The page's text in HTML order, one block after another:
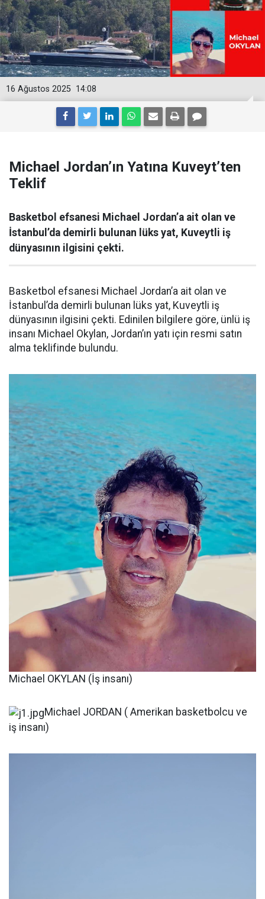
14:08
16 Ağustos 2025
Michael Jordan’ın Yatına Kuveyt’ten
Teklif
Basketbol efsanesi Michael Jordan’a ait olan ve
İstanbul’da demirli bulunan lüks yat, Kuveytli iş
dünyasının ilgisini çekti.
Basketbol efsanesi Michael Jordan’a ait olan ve
İstanbul’da demirli bulunan lüks yat, Kuveytli iş
dünyasının ilgisini çekti. Edinilen bilgilere göre, ünlü iş
insanı Michael Okylan, Jordan’ın yatı için resmi satın
alma teklifinde bulundu.
Michael OKYLAN (İş insanı)
Michael JORDAN ( Amerikan basketbolcu ve
iş insanı)